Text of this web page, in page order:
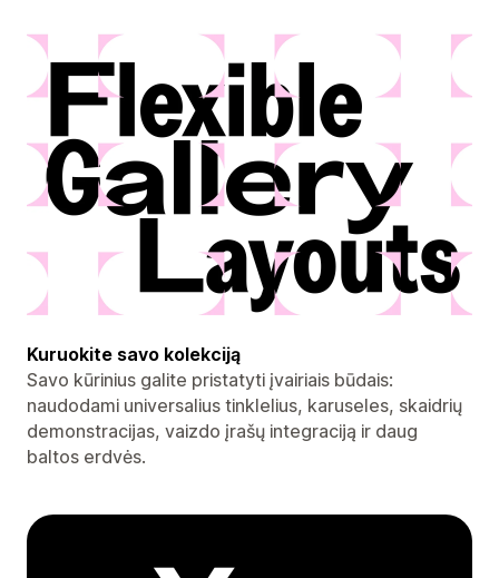
Kuruokite savo kolekciją
Savo kūrinius galite pristatyti įvairiais būdais:
naudodami universalius tinklelius, karuseles, skaidrių
demonstracijas, vaizdo įrašų integraciją ir daug
baltos erdvės.